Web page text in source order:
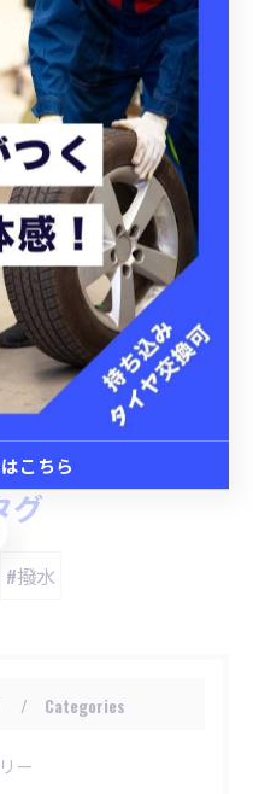
ツ
ナビ取付
和町にて洗車プランを提
る 次のページ >
グ
#撥水
Categories
ー
こちら
こちら